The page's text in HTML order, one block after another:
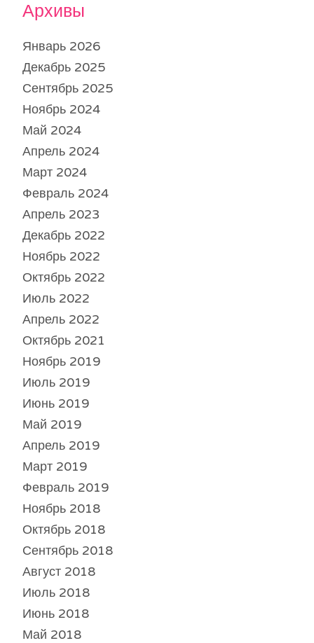
Архивы
Январь 2026
Декабрь 2025
Сентябрь 2025
Ноябрь 2024
Май 2024
Апрель 2024
Март 2024
Февраль 2024
Апрель 2023
Декабрь 2022
Ноябрь 2022
Октябрь 2022
Июль 2022
Апрель 2022
Октябрь 2021
Ноябрь 2019
Июль 2019
Июнь 2019
Май 2019
Апрель 2019
Март 2019
Февраль 2019
Ноябрь 2018
Октябрь 2018
Сентябрь 2018
Август 2018
Июль 2018
Июнь 2018
Май 2018